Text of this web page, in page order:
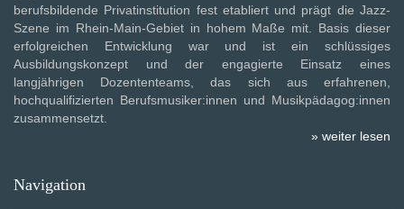
berufsbildende Privatinstitution fest etabliert und prägt die Jazz-
Szene im Rhein-Main-Gebiet in hohem Maße mit. Basis dieser
erfolgreichen Entwicklung war und ist ein schlüssiges
Ausbildungskonzept und der engagierte Einsatz eines
langjährigen Dozententeams, das sich aus erfahrenen,
hochqualifizierten Berufsmusiker:innen und Musikpädagog:innen
zusammensetzt.
» weiter lesen
Navigation